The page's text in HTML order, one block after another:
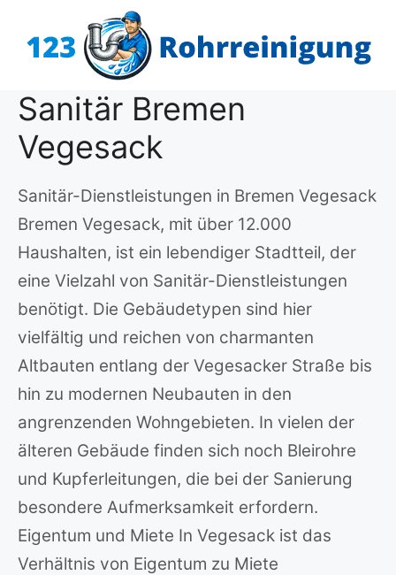
Inhalt
Sanitär Bremen
Vegesack
Sanitär-Dienstleistungen in Bremen Vegesack
Bremen Vegesack, mit über 12.000
Haushalten, ist ein lebendiger Stadtteil, der
eine Vielzahl von Sanitär-Dienstleistungen
benötigt. Die Gebäudetypen sind hier
vielfältig und reichen von charmanten
Altbauten entlang der Vegesacker Straße bis
hin zu modernen Neubauten in den
angrenzenden Wohngebieten. In vielen der
älteren Gebäude finden sich noch Bleirohre
und Kupferleitungen, die bei der Sanierung
besondere Aufmerksamkeit erfordern.
Eigentum und Miete In Vegesack ist das
Verhältnis von Eigentum zu Miete